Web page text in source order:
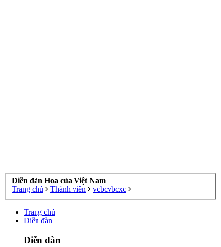
Diễn đàn Hoa của Việt Nam
Trang chủ
Thành viên vcbcvbcxc
Trang chủ
Diễn đàn
Diễn đàn